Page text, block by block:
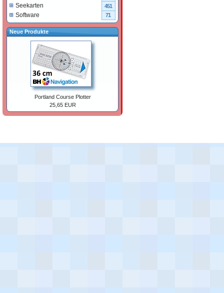
Seekarten 451
Software 71
Neue Produkte
Portland Course Plotter
25,65 EUR